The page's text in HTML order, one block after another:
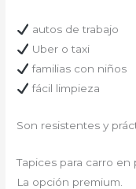
autos de trabajo
Uber o taxi
familias con niños
fácil limpieza
Son resistentes y
Tapices para carro en
La opción premium.